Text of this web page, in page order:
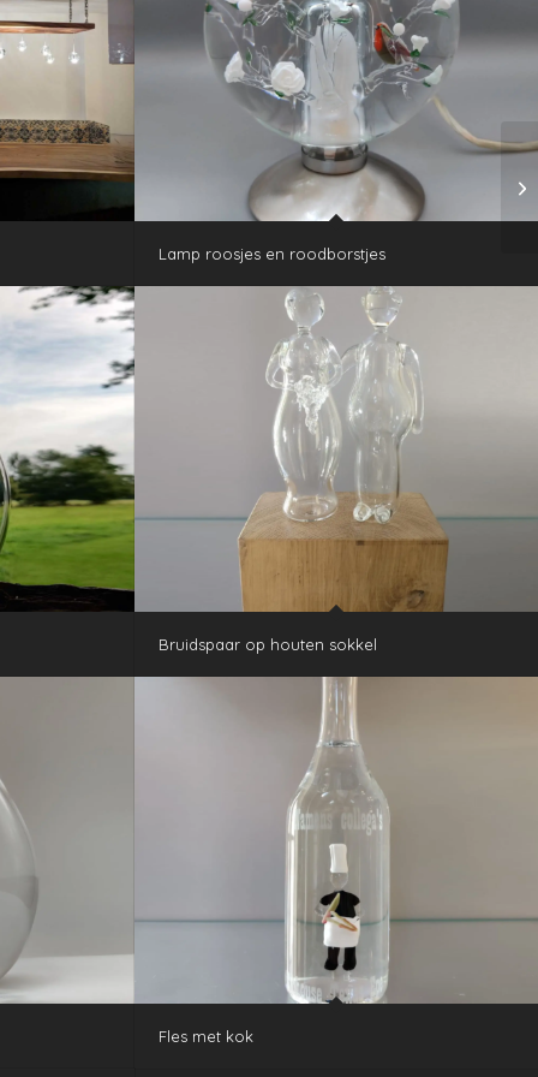
Lamp roosjes en roodborstjes
Bruidspaar op houten sokkel
Fles met kok